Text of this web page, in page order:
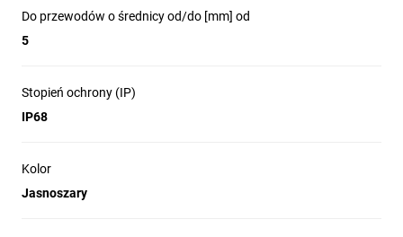
Do przewodów o średnicy od/do [mm] od
5
Stopień ochrony (IP)
IP68
Kolor
Jasnoszary